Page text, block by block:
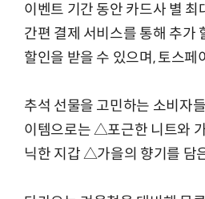
이벤트 기간 동안 카드사 별
간편 결제 서비스를 통해 추가
할인을 받을 수 있으며, 토스
추석 선물을 고민하는 소비자
이템으로는 △포근한 니트와
닉한 지갑 △가을의 향기를 담